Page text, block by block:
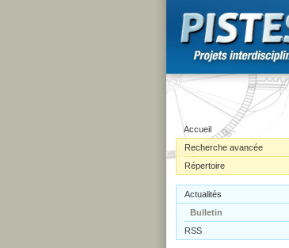
Accueil
Recherche avancée
Répertoire
Actualités
Bulletin
RSS